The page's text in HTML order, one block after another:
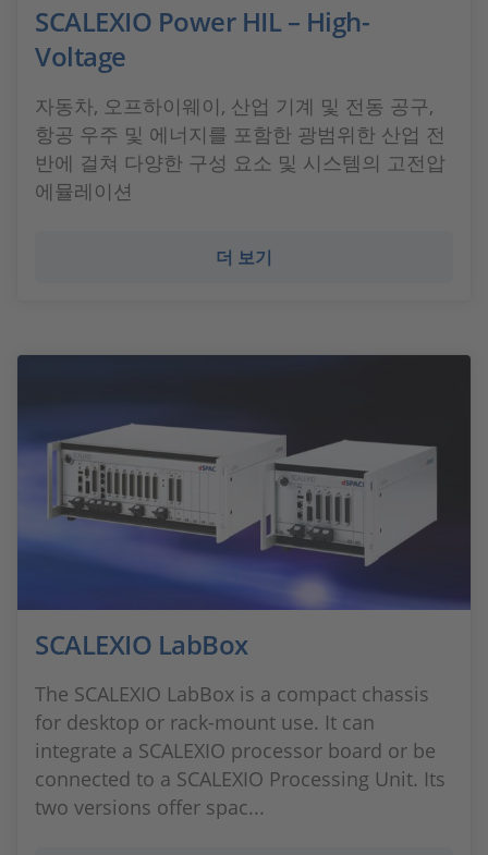
SCALEXIO Power HIL – High-
Voltage
자동차, 오프하이웨이, 산업 기계 및 전동 공구,
항공 우주 및 에너지를 포함한 광범위한 산업 전
반에 걸쳐 다양한 구성 요소 및 시스템의 고전압
에뮬레이션
더 보기
SCALEXIO LabBox
The SCALEXIO LabBox is a compact chassis
for desktop or rack-mount use. It can
integrate a SCALEXIO processor board or be
connected to a SCALEXIO Processing Unit. Its
two versions offer spac...